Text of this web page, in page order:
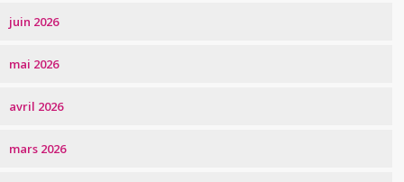
juin 2026
mai 2026
avril 2026
mars 2026